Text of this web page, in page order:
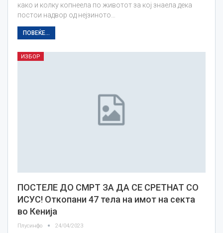
како и колку копнеела по животот за кој знаела дека
постои надвор од нејзиното…
ПОВЕЌЕ...
ИЗБОР
ПОСТЕЛЕ ДО СМРТ ЗА ДА СЕ СРЕТНАТ СО
ИСУС! Откопани 47 тела на имот на секта
во Кенија
Плусинфо 24/04/2023